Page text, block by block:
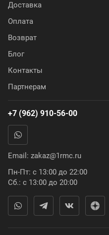
Доставка
Оплата
Возврат
Блог
Контакты
Партнерам
+7 (962) 910-56-00
Email: zakaz@1rmc.ru
Пн-Пт: с 13:00 до 22:00
Сб.: с 13:00 до 20:00